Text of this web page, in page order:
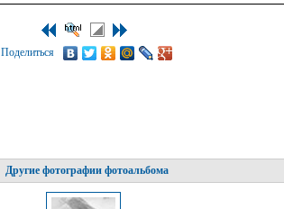
Поделиться
Другие фотографии фотоальбома